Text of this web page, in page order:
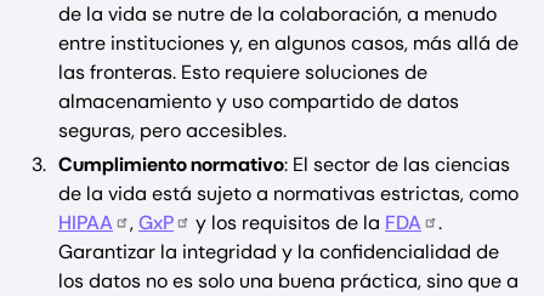
de la vida se nutre de la colaboración, a menudo
entre instituciones y, en algunos casos, más allá de
las fronteras. Esto requiere soluciones de
almacenamiento y uso compartido de datos
seguras, pero accesibles.
Cumplimiento normativo: El sector de las ciencias
de la vida está sujeto a normativas estrictas, como
HIPAA
,GxP y los requisitos de la FDA
.
Garantizar la integridad y la confidencialidad de
los datos no es solo una buena práctica, sino que a